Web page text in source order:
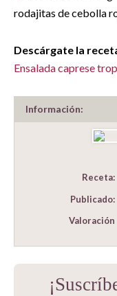
rodajitas de cebolla
Descárgate la
Ensalada caprese
Información:
Receta:
Publicado:
Valoración